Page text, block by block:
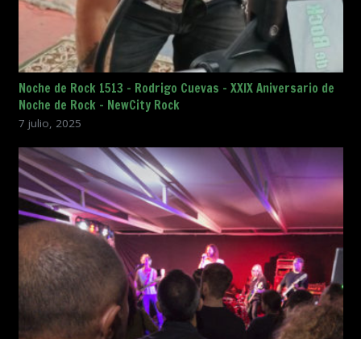
Noche de Rock 1513 – Rodrigo Cuevas – XXIX Aniversario de
Noche de Rock – NewCity Rock
7 julio, 2025